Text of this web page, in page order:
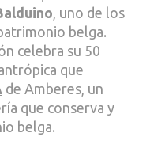
, uno de los
belga.
celebra su 50
que
de Amberes, un
que conserva y
belga.